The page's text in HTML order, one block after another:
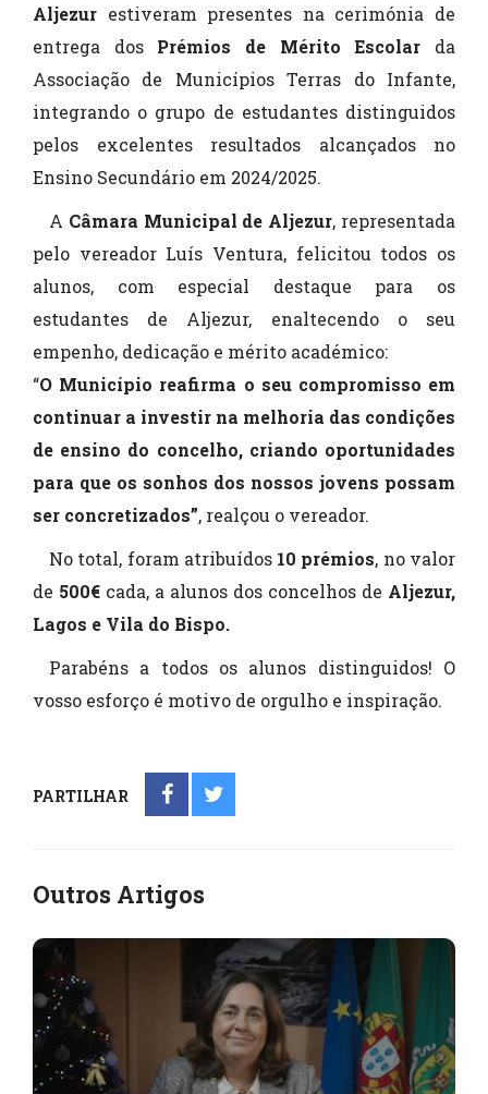
Aljezur estiveram presentes na cerimónia de
entrega dos Prémios de Mérito Escolar da
Associação de Municípios Terras do Infante,
integrando o grupo de estudantes distinguidos
pelos excelentes resultados alcançados no
Ensino Secundário em 2024/2025.
A Câmara Municipal de Aljezur, representada
pelo vereador Luís Ventura, felicitou todos os
alunos, com especial destaque para os
estudantes de Aljezur, enaltecendo o seu
empenho, dedicação e mérito académico:
“O Município reafirma o seu compromisso em
continuar a investir na melhoria das condições
de ensino do concelho, criando oportunidades
para que os sonhos dos nossos jovens possam
ser concretizados”, realçou o vereador.
No total, foram atribuídos 10 prémios, no valor
de 500€ cada, a alunos dos concelhos de Aljezur,
Lagos e Vila do Bispo.
Parabéns a todos os alunos distinguidos! O
vosso esforço é motivo de orgulho e inspiração.
PARTILHAR
Outros Artigos